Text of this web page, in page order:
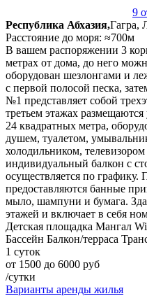
9
Республика Абхазия,Гагра,
Расстояние до моря: ≈700м
В вашем распоряжении 3
метрах от дома, до него
оборудован шезлонгами и
с первой полосой песка,
№1 представляет собой
третьем этажах
24 квадратных метра,
душем, туалетом,
холодильником,
индивидуальный балкон с
осуществляется по графику.
предоставляются банные
мыло, шампуни и бумага.
этажей и включает в себя
Детская площадка Мангал
Бассейн Балкон/терраса
1 суток
от 1500 до 6000 руб
/сутки
Варианты аренды жилья